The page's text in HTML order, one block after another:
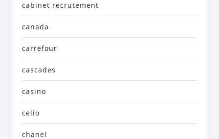
cabinet recrutement
canada
carrefour
cascades
casino
celio
chanel